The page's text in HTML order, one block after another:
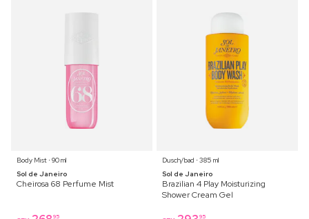
Body Mist ⋅ 90 ml
Sol de Janeiro
Cheirosa 68 Perfume Mist
95
Dusch/bad ⋅ 385 ml
Sol de Janeiro
Brazilian 4 Play Moisturizing
Shower Cream Gel
95